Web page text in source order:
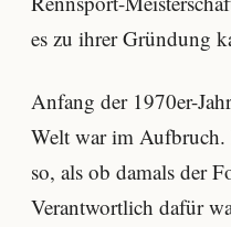
es zu ihrer Gründung
Anfang der 1970er-
Welt war im
so, als ob damals der
Verantwortlich dafür